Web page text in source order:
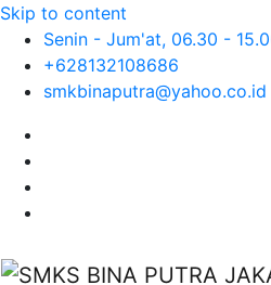
Skip to content
Senin - Jum'at, 06.30 -
+628132108686
smkbinaputra@yahoo.co.id